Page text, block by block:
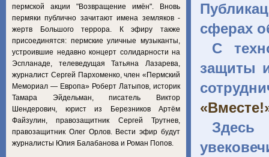
сферах
С
защиты
Здесь
пермской акции "Возвращение имён". Вновь
пермяки публично зачитают имена земляков -
жертв Большого террора. К эфиру также
присоединятся: пермские уличные музыканты,
устроившие недавно концерт солидарности на
Эспланаде, телеведущая Татьяна Лазарева,
журналист Сергей Пархоменко, член «Пермский
Мемориал — Европа» Роберт Латыпов, историк
Тамара Эйдельман, писатель Виктор
Шендерович, юрист из Березников Артём
Файзулин, правозащитник Сергей Трутнев,
правозащитник Олег Орлов. Вести эфир будут
журналисты Юлия Балабанова и Роман Попов.